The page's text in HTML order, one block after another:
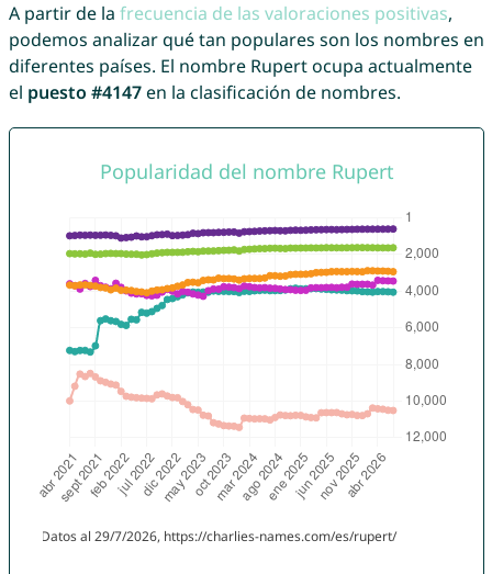
A partir de la frecuencia de las valoraciones positivas,
podemos analizar qué tan populares son los nombres en
diferentes países. El nombre Rupert ocupa actualmente
el puesto #4147en la clasificación de nombres.